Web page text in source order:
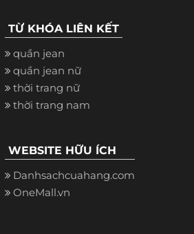
TỪ KHÓA LIÊN KẾT
quần jean
quần jean nữ
thời trang nữ
thời trang nam
WEBSITE HỮU ÍCH
Danhsachcuahang.com
OneMall.vn